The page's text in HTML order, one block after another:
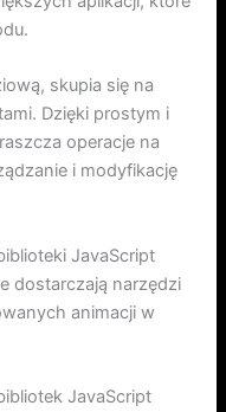
skupia się na
Dzięki prostym i
operacje na
i modyfikację
JavaScript
dostarczają narzędzi
animacji w
JavaScript